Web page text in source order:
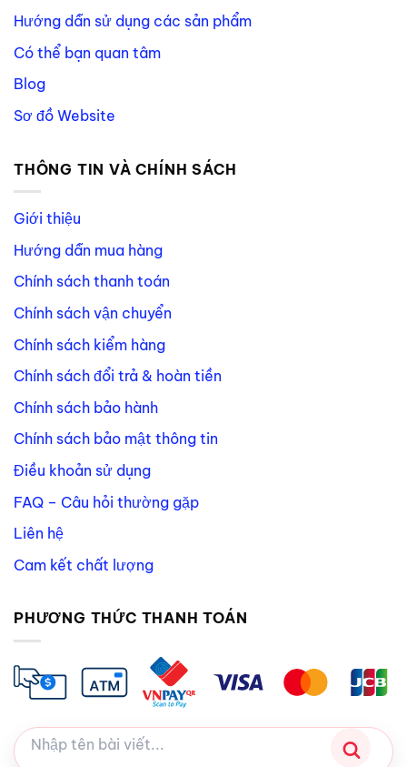
Hướng dẫn sử dụng các sản phẩm
Có thể bạn quan tâm
Blog
Sơ đồ Website
THÔNG TIN VÀ CHÍNH SÁCH
Giới thiệu
Hướng dẫn mua hàng
Chính sách thanh toán
Chính sách vận chuyển
Chính sách kiểm hàng
Chính sách đổi trả & hoàn tiền
Chính sách bảo hành
Chính sách bảo mật thông tin
Điều khoản sử dụng
FAQ – Câu hỏi thường gặp
Liên hệ
Cam kết chất lượng
PHƯƠNG THỨC THANH TOÁN